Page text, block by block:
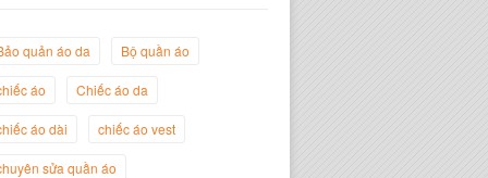
Giám Đốc Thương Hiệu Giày Thời
quản áo da Bộ quần áo
áo Chiếc áo da
áo dài chiếc áo vest
sửa quần áo